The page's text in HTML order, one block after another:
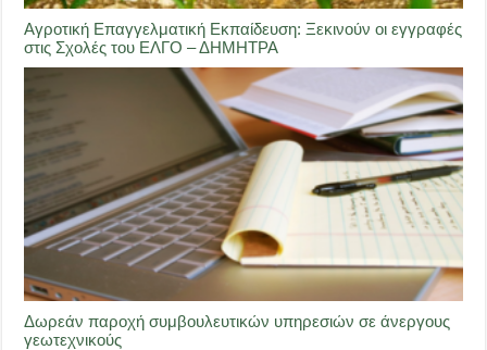
Αγροτική Επαγγελματική Εκπαίδευση: Ξεκινούν οι εγγραφές
στις Σχολές του ΕΛΓΟ – ΔΗΜΗΤΡΑ
Δωρεάν παροχή συμβουλευτικών υπηρεσιών σε άνεργους
γεωτεχνικούς